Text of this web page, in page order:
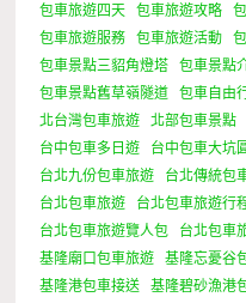
包車旅遊四天
包車旅遊攻略
包車旅遊服務
包車旅遊活動
包車景點三貂角燈塔
包車景點
包車景點舊草嶺隧道
包車自由
北台灣包車旅遊
北部包車景點
台中包車多日遊
台中包車大坑
台北九份包車旅遊
台北傳統包
台北包車旅遊
台北包車旅遊行
台北包車旅遊覽人包
台北包車
基隆廟口包車旅遊
基隆忘憂谷
基隆港包車接送
基隆碧砂漁港